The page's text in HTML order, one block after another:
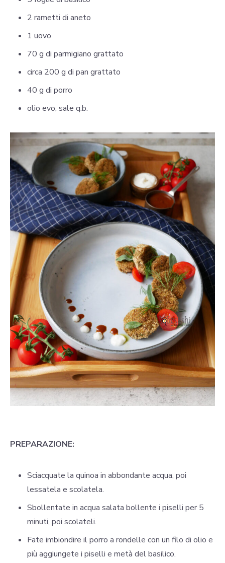
2 rametti di aneto
1 uovo
70 g di parmigiano grattato
circa 200 g di pan grattato
40 g di porro
olio evo, sale q.b.
PREPARAZIONE:
Sciacquate la quinoa in abbondante acqua, poi
lessatela e scolatela.
Sbollentate in acqua salata bollente i piselli per 5
minuti, poi scolateli.
Fate imbiondire il porro a rondelle con un filo di olio e
più aggiungete i piselli e metà del basilico.